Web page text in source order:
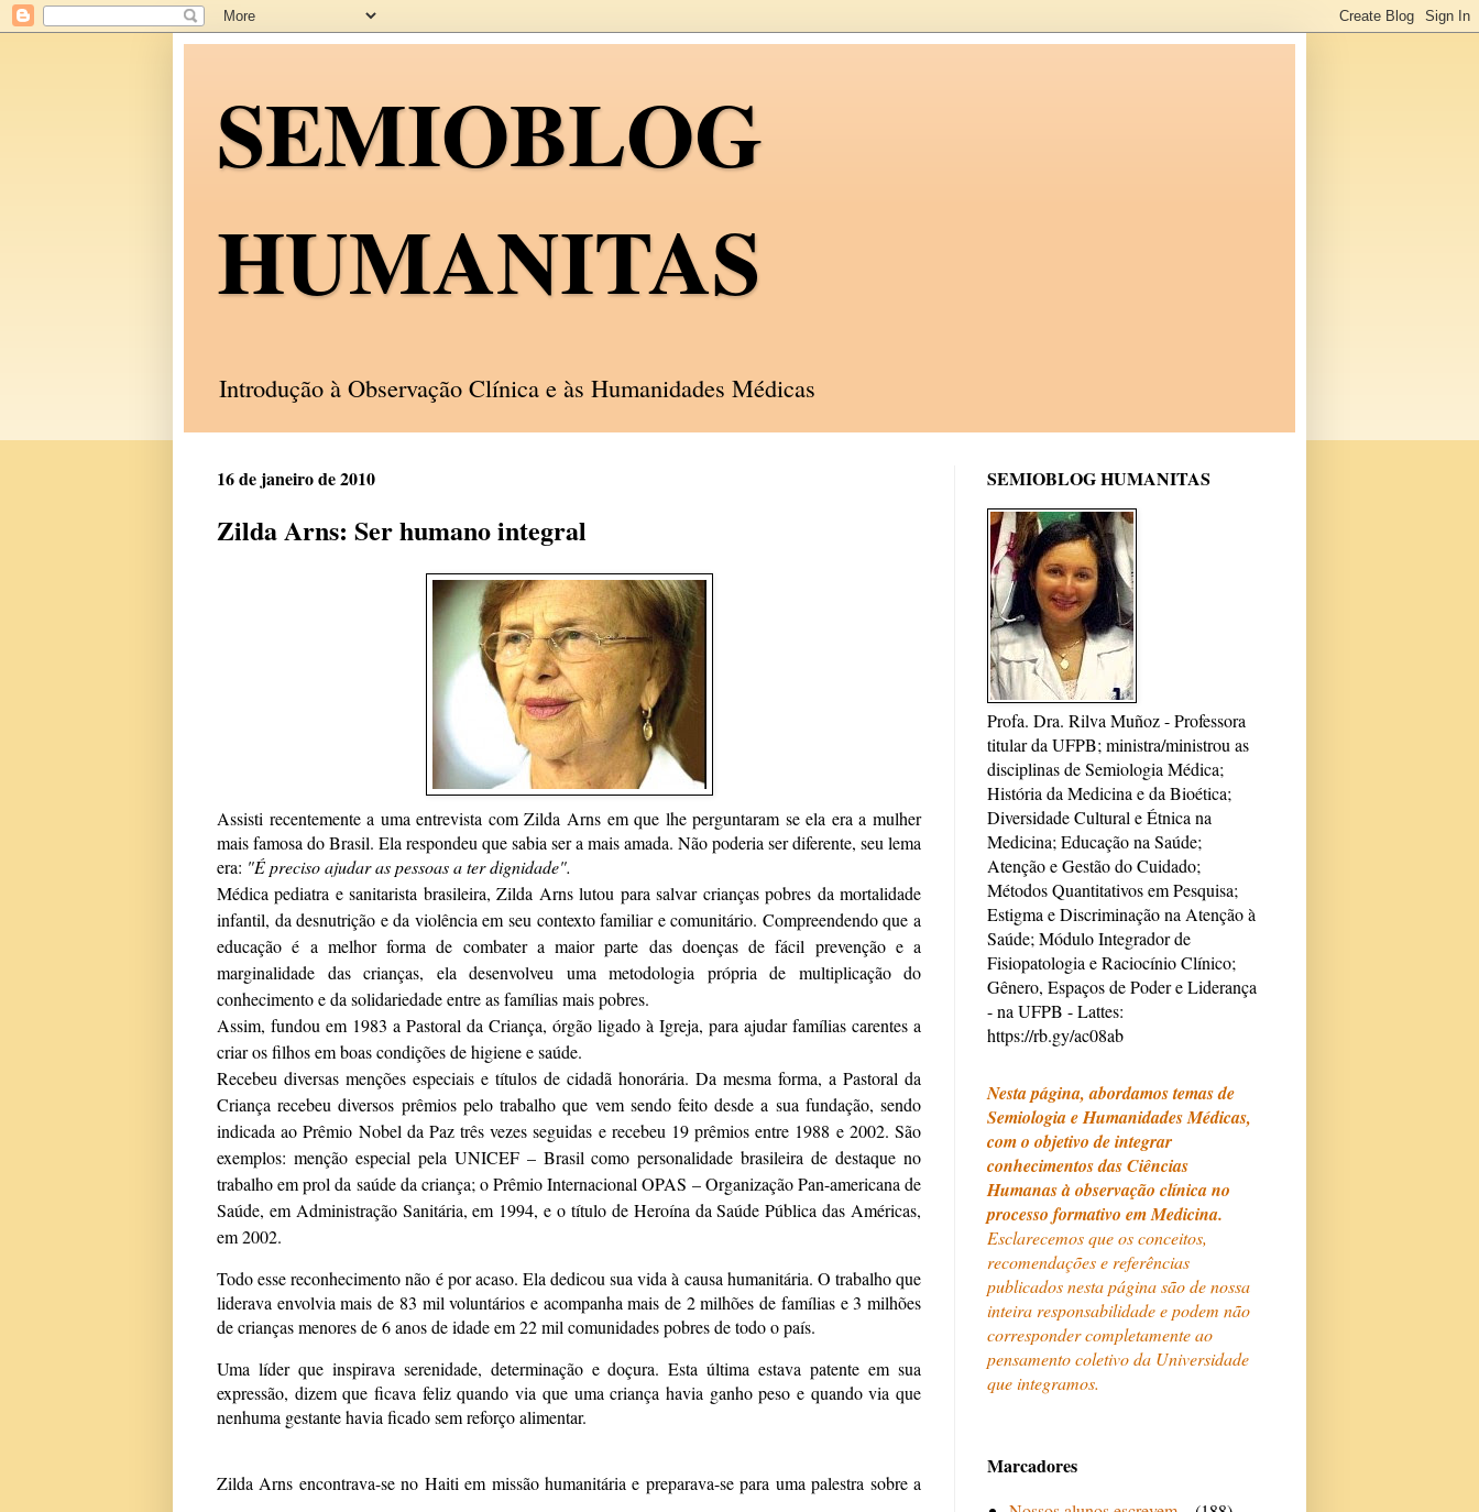
SEMIOBLOG
HUMANITAS
Introdução à Observação Clínica e às Humanidades Médicas
16 de janeiro de 2010
Zilda Arns: Ser humano integral
Assisti recentemente a uma entrevista com Zilda Arns em que lhe perguntaram se ela era a mulher
mais famosa do Brasil. Ela respondeu que sabia ser a mais amada. Não poderia ser diferente, seu lema
era: "É preciso ajudar as pessoas a ter dignidade".
Médica pediatra e sanitarista brasileira, Zilda Arns lutou para salvar crianças pobres da mortalidade
infantil, da desnutrição e da violência em seu contexto familiar e comunitário. Compreendendo que a
educação é a melhor forma de combater a maior parte das doenças de fácil prevenção e a
marginalidade das crianças, ela desenvolveu uma metodologia própria de multiplicação do
conhecimento e da solidariedade entre as famílias mais pobres.
Assim, fundou em 1983 a Pastoral da Criança, órgão ligado à Igreja, para ajudar famílias carentes a
criar os filhos em boas condições de higiene e saúde.
Recebeu diversas menções especiais e títulos de cidadã honorária. Da mesma forma, a Pastoral da
Criança recebeu diversos prêmios pelo trabalho que vem sendo feito desde a sua fundação, sendo
indicada ao Prêmio Nobel da Paz três vezes seguidas e recebeu 19 prêmios entre 1988 e 2002. São
exemplos: menção especial pela UNICEF – Brasil como personalidade brasileira de destaque no
trabalho em prol da saúde da criança; o Prêmio Internacional OPAS – Organização Pan-americana de
Saúde, em Administração Sanitária, em 1994, e o título de Heroína da Saúde Pública das Américas,
em 2002.
Todo esse reconhecimento não é por acaso. Ela dedicou sua vida à causa humanitária. O trabalho que
liderava envolvia mais de 83 mil voluntários e acompanha mais de 2 milhões de famílias e 3 milhões
de crianças menores de 6 anos de idade em 22 mil comunidades pobres de todo o país.
Uma líder que inspirava serenidade, determinação e doçura. Esta última estava patente em sua
expressão, dizem que ficava feliz quando via que uma criança havia ganho peso e quando via que
nenhuma gestante havia ficado sem reforço alimentar.
Zilda Arns encontrava-se no Haiti em missão humanitária e preparava-se para uma palestra sobre a
SEMIOBLOG HUMANITAS
Profa. Dra. Rilva Muñoz - Professora
titular da UFPB; ministra/ministrou as
disciplinas de Semiologia Médica;
História da Medicina e da Bioética;
Diversidade Cultural e Étnica na
Medicina; Educação na Saúde;
Atenção e Gestão do Cuidado;
Métodos Quantitativos em Pesquisa;
Estigma e Discriminação na Atenção à
Saúde; Módulo Integrador de
Fisiopatologia e Raciocínio Clínico;
Gênero, Espaços de Poder e Liderança
- na UFPB - Lattes:
https://rb.gy/ac08ab
Nesta página, abordamos temas de
Semiologia e Humanidades Médicas,
com o objetivo de integrar
conhecimentos das Ciências
Humanas à observação clínica no
processo formativo em Medicina.
Esclarecemos que os conceitos,
recomendações e referências
publicados nesta página são de nossa
inteira responsabilidade e podem não
corresponder completamente ao
pensamento coletivo da Universidade
que integramos.
Marcadores